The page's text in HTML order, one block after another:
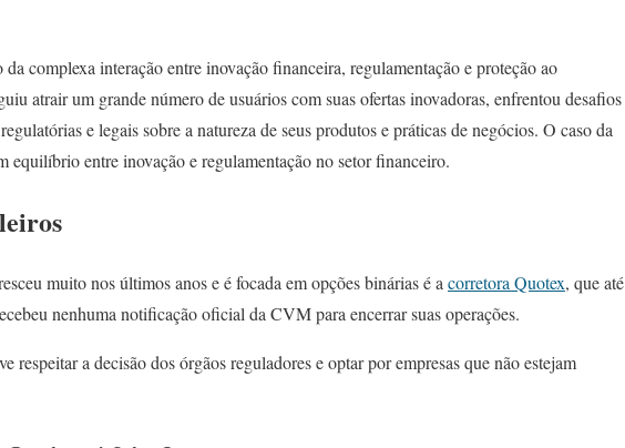
complexa interação entre inovação financeira, regulamentação e proteção ao
atrair um grande número de usuários com suas ofertas inovadoras, enfrentou desafios
e legais sobre a natureza de seus produtos e práticas de negócios. O caso da
equilíbrio entre inovação e regulamentação no setor financeiro.
muito nos últimos anos e é focada em opções binárias é a corretora Quotex, que até
nenhuma notificação oficial da CVM para encerrar suas operações.
respeitar a decisão dos órgãos reguladores e optar por empresas que não estejam